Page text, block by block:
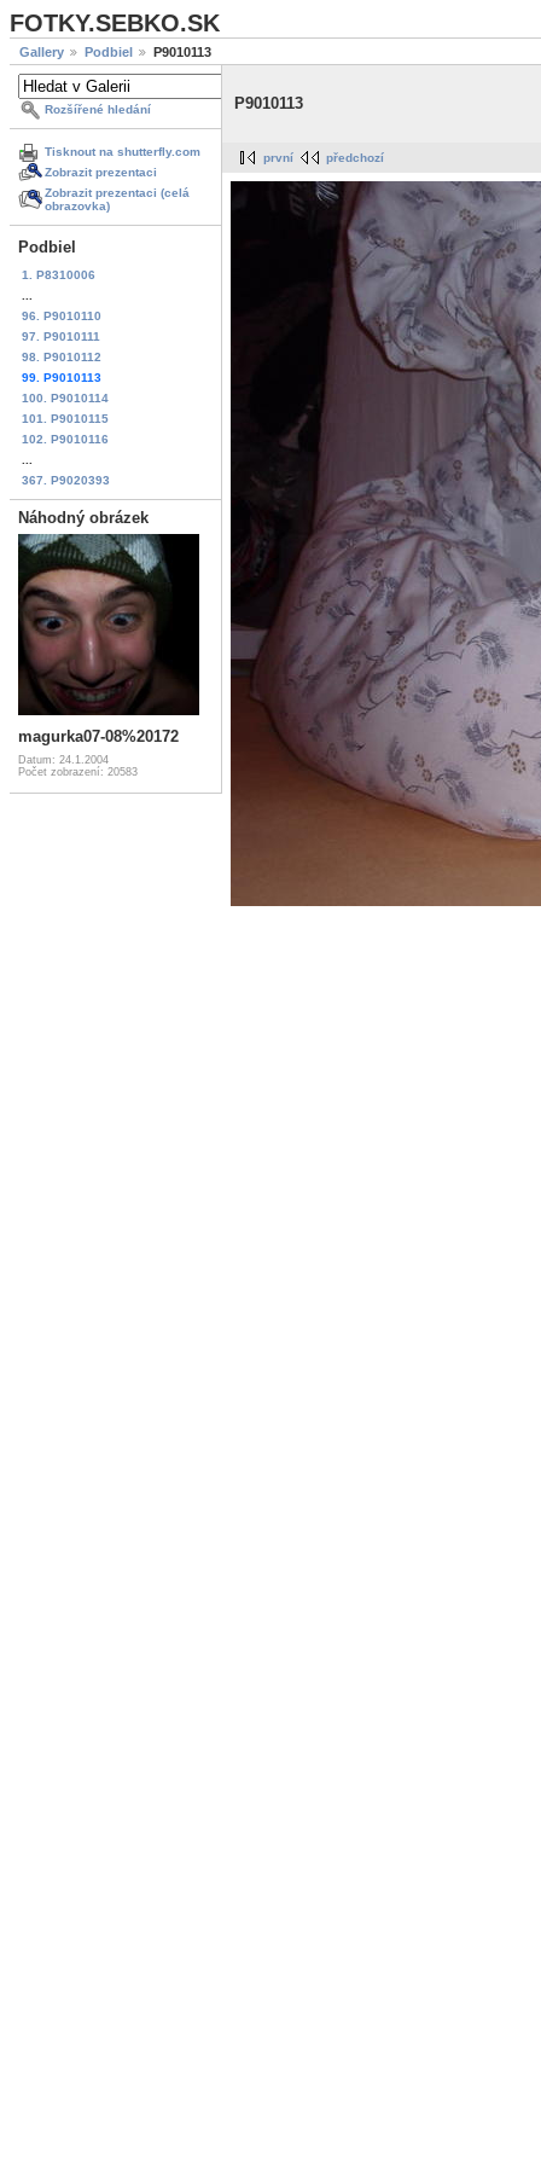
FOTKY.SEBKO.SK
Gallery Podbiel P9010113
Rozšířené hledání
Tisknout na shutterfly.com
Zobrazit prezentaci
Zobrazit prezentaci (celá
obrazovka)
Podbiel
1. P8310006
96. P9010110
97. P9010111
98. P9010112
99. P9010113
100. P9010114
101. P9010115
102. P9010116
367. P9020393
Náhodný obrázek
magurka07-08%20172
Datum: 24.1.2004
Počet zobrazení: 20583
P9010113
první předchozí